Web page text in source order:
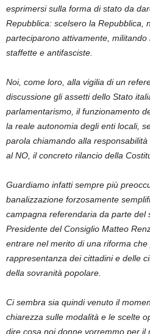
esprimersi sulla forma di stato da
Repubblica: scelsero la Repubblica,
parteciparono attivamente, militando
staffette e antifasciste.
Noi, come loro, alla vigilia di un
discussione gli assetti dello Stato
parlamentarismo, il funzionamento
la reale autonomia degli enti locali,
parola chiamando alla
al NO, il concreto rilancio della
Guardiamo infatti sempre più
banalizzazione forzosamente
campagna referendaria da parte del
Presidente del Consiglio Matteo
entrare nel merito di una riforma
rappresentanza dei cittadini e delle
della sovranità popolare.
Ci sembra sia quindi venuto il
chiarezza sulle modalità e le scelte
dire cosa noi donne vorremmo per il